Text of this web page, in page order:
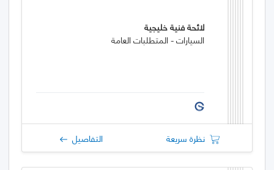
لائحة فنية خليجية
السيارات - المتطلبات العامة
نظرة سريعة التفاصيل